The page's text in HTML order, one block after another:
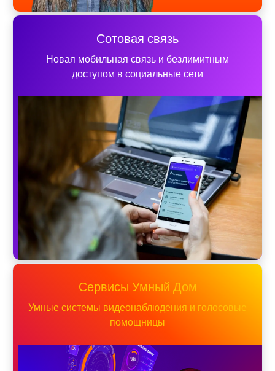
Сотовая связь
Новая мобильная связь и безлимитным
доступом в социальные сети
Сервисы Умный Дом
Умные системы видеонаблюдения и голосовые
помощницы